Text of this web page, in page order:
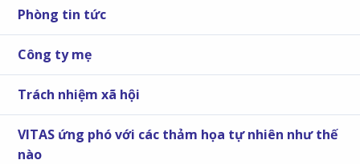
Phòng tin tức
Công ty mẹ
Trách nhiệm xã hội
VITAS ứng phó với các thảm họa tự nhiên như thế
nào